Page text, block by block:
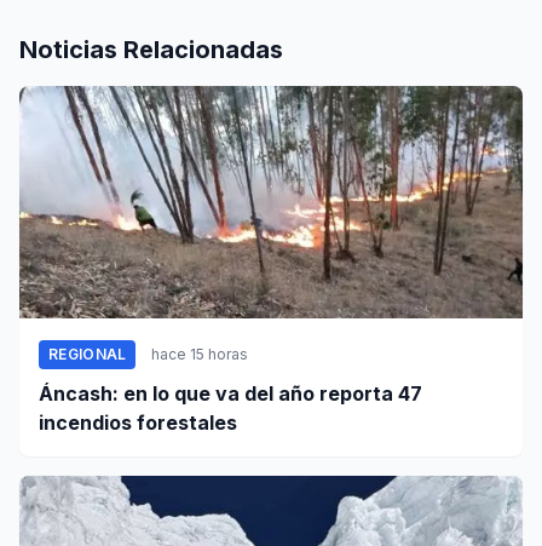
Noticias Relacionadas
REGIONAL hace 15 horas
Áncash: en lo que va del año reporta 47
incendios forestales